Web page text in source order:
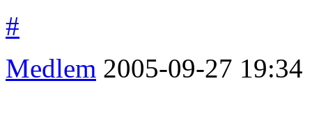
#
Medlem 2005-09-27 19:34